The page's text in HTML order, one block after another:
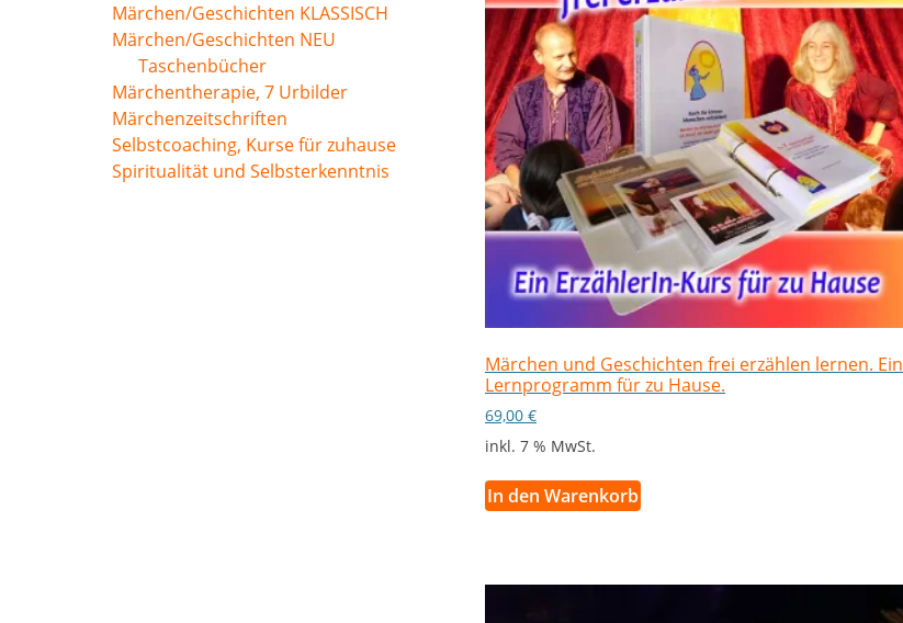
Märchen und Geschichten frei erzählen lernen. Ein
Lernprogramm für zu Hause.
69,00 €
inkl. 7 % MwSt.
In den Warenkorb
Märchen/Geschichten KLASSISCH
Märchen/Geschichten NEU
Taschenbücher
Märchentherapie, 7 Urbilder
Märchenzeitschriften
Selbstcoaching, Kurse für zuhause
Spiritualität und Selbsterkenntnis